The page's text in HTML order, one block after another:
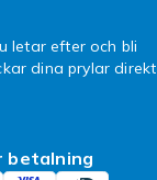
letar efter och bli
dina prylar direkt
betalning